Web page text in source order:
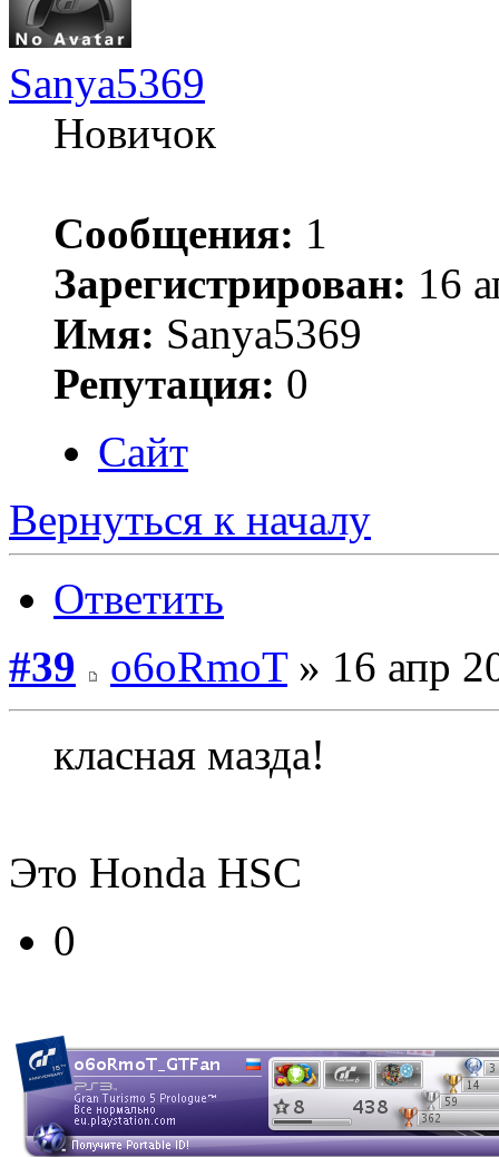
Sanya5369
Новичок
Сообщения: 1
Зарегистрирован: 16
Имя: Sanya5369
Репутация: 0
Сайт
Вернуться к началу
Ответить
#39
o6oRmoT» 16 апр
класная мазда!
Это Honda HSC
0